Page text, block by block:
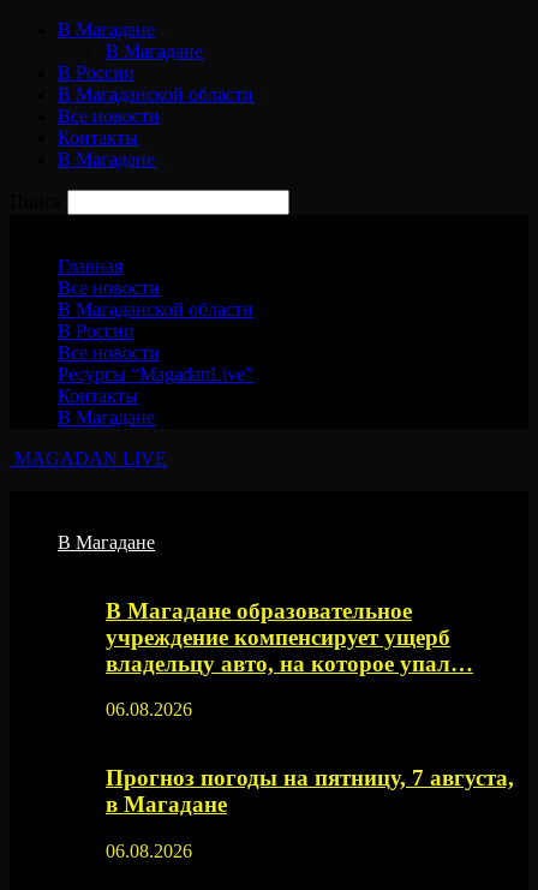
В Магадане
В Магадане
В России
В Магаданской области
Все новости
Контакты
В Магадане
Главная
Все новости
В Магаданской области
В России
Все новости
Ресурсы “MagadanLive”
Контакты
В Магадане
MAGADAN LIVE
В Магадане
В Магадане образовательное
учреждение компенсирует ущерб
владельцу авто, на которое упал…
06.08.2026
Прогноз погоды на пятницу, 7 августа,
в Магадане
06.08.2026